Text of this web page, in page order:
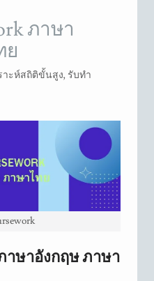
ภาษา
ย
าะห์สถิติขั้นสูง, รับทำ
าษาอังกฤษ ภาษา